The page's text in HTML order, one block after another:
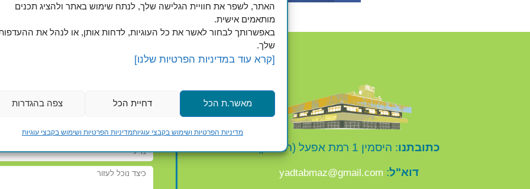
האתר, לשפר את חוויית הגלישה שלך, לנתח שימוש באתר ולהציג תכנים
מותאמים אישית.
באפשרותך לבחור לאשר את כל העוגיות, לדחות אותן, או לנהל את
שלך.
[קרא עוד במדיניות הפרטיות שלנו]
מאשר.ת הכל דחיית הכל צפה בהגדרות
מדיניות הפרטיות ושימוש בקבצי עוגיותמדיניות הפרטיות ושימוש בקבצי עוגיות
כתובתנו: היסמין 1 רמת אפעל (רמת גן)
דוא"ל: